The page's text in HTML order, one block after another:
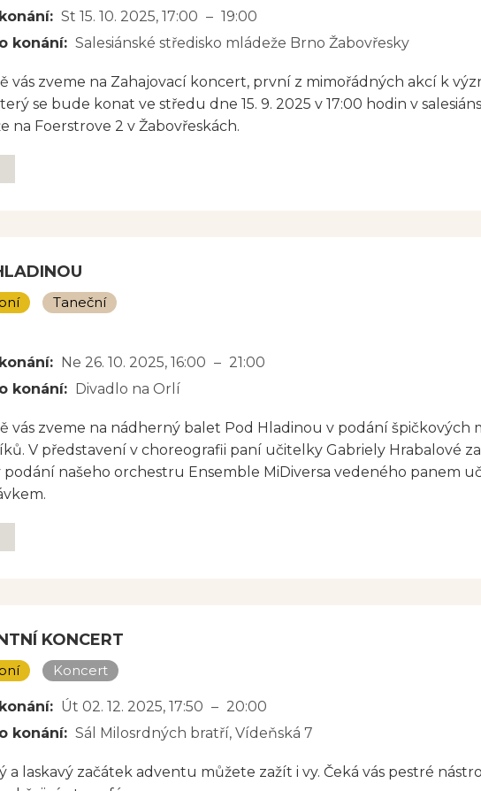
tím životem a energií, která v tom všem po celou tu dobu je a
St 15. 10. 2025, 17:00 – 19:00
konání: Salesiánské středisko mládeže Brno Žabovřesky
vás zveme na Zahajovací koncert, první z mimořádných akcí k
se bude konat ve středu dne 15. 9. 2025 v 17:00 hodin v
na Foerstrove 2 v Žabovřeskách.
Taneční
Ne 26. 10. 2025, 16:00 – 21:00
konání: Divadlo na Orlí
vás zveme na nádherný balet Pod Hladinou v podání špičkových
V představení v choreografii paní učitelky Gabriely Hrabalové
podání našeho orchestru Ensemble MiDiversa vedeného panem
KONCERT
Koncert
Út 02. 12. 2025, 17:50 – 20:00
konání: Sál Milosrdných bratří, Vídeňská 7
a laskavý začátek adventu můžete zažít i vy. Čeká vás pestré